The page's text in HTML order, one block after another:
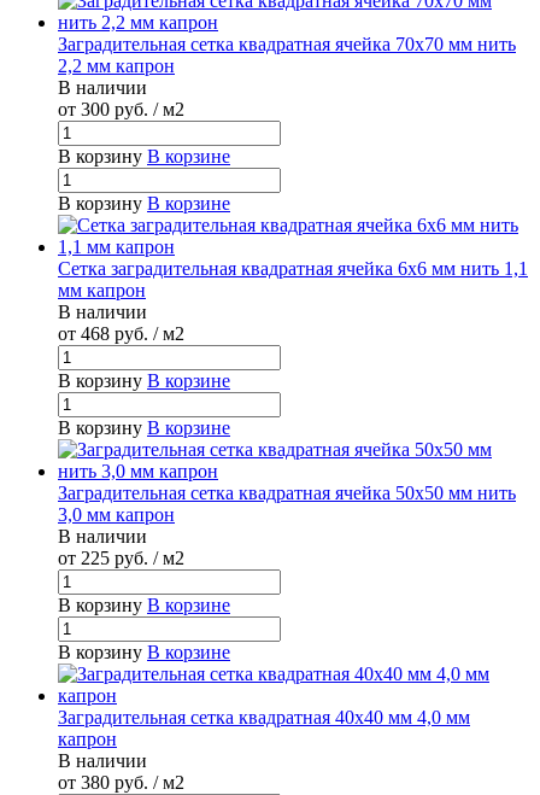
Заградительная сетка квадратная ячейка 70х70 мм нить
2,2 мм капрон
В наличии
от 300 руб. / м2
В корзину В корзине
В корзину В корзине
Сетка заградительная квадратная ячейка 6х6 мм нить 1,1
мм капрон
В наличии
от 468 руб. / м2
В корзину В корзине
В корзину В корзине
Заградительная сетка квадратная ячейка 50х50 мм нить
3,0 мм капрон
В наличии
от 225 руб. / м2
В корзину В корзине
В корзину В корзине
Заградительная сетка квадратная 40х40 мм 4,0 мм
капрон
В наличии
от 380 руб. / м2